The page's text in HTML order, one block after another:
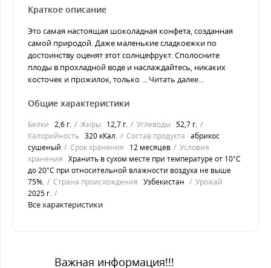
Краткое описание
Это самая настоящая шоколадная конфета, созданная
самой природой. Даже маленькие сладкоежки по
достоинству оценят этот солнцефрукт. Сполосните
плоды в прохладной воде и наслаждайтесь, никаких
косточек и прожилок, только ... Читать далее...
Общие характеристики
Белки 2,6 г. Жиры 12,7 г. Углеводы 52,7 г.
Калорийность 320 кКал. Состав продукта абрикос
сушеный
Срок хранения 12 месяцев
Условия
хранения Хранить в сухом месте при температуре от 10°C
до 20°C при относительной влажности воздуха не выше
75%.
Страна происхождения Узбекистан
Урожай
2025 г.
Все характеристики
Важная информация!!!